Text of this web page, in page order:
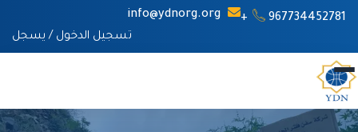
967734452781+
info@ydnorg.org
تسجيل الدخول / يسجل